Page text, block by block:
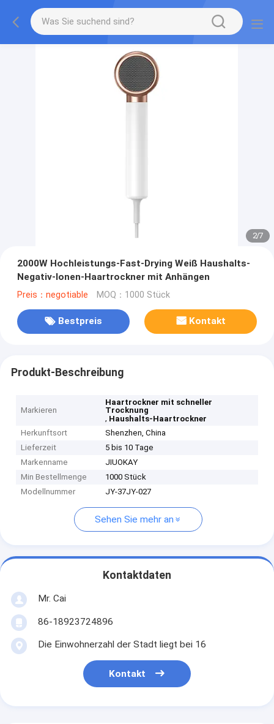
2/7
2000W Hochleistungs-Fast-Drying Weiß Haushalts-
Negativ-Ionen-Haartrockner mit Anhängen
Preis：negotiable MOQ：1000 Stück
Bestpreis Kontakt
Produkt-Beschreibung
Markieren
Haartrockner mit schneller
Trocknung
, Haushalts-Haartrockner
Herkunftsort
Shenzhen, China
Lieferzeit
5 bis 10 Tage
Markenname
JIUOKAY
Min Bestellmenge
1000 Stück
Modellnummer
JY-37JY-027
Sehen Sie mehr an
Kontaktdaten
Mr. Cai
86-18923724896
Die Einwohnerzahl der Stadt liegt bei 16
Kontakt